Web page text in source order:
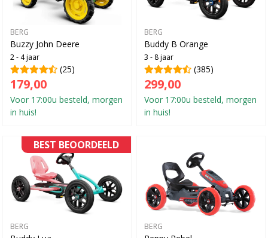
BERG
Buzzy John Deere
2 - 4 jaar
(25)
179,00
Voor 17:00u besteld, morgen
in huis!
BERG
Buddy B Orange
3 - 8 jaar
(385)
299,00
Voor 17:00u besteld, morgen
in huis!
BEST BEOORDEELD
BERG BERG